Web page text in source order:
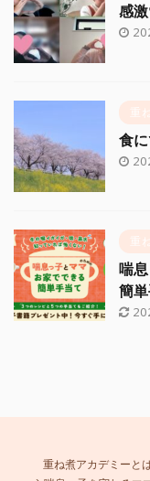
感
重
食
重
喘
簡
重ね煮アカデミーと